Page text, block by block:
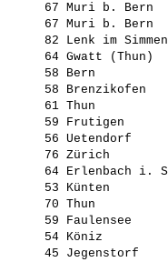
67 Muri b. Bern
67 Muri b. Bern
82 Lenk im
64 Gwatt (Thun)
58 Bern
58 Brenzikofen
61 Thun
59 Frutigen
56 Uetendorf
76 Zürich
64 Erlenbach i.
53 Künten
70 Thun
59 Faulensee
54 Köniz
45 Jegenstorf